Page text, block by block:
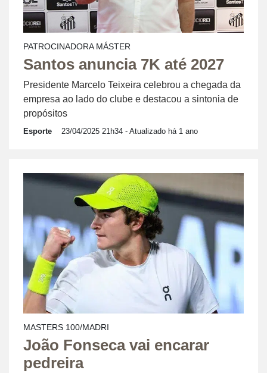
PATROCINADORA MÁSTER
Santos anuncia 7K até 2027
Presidente Marcelo Teixeira celebrou a chegada da
empresa ao lado do clube e destacou a sintonia de
propósitos
Esporte 23/04/2025 21h34 - Atualizado há 1 ano
MASTERS 100/MADRI
João Fonseca vai encarar
pedreira